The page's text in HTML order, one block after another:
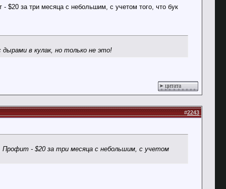
$20 за три месяца с небольшим, с учетом того, что бук
в кулак, но только не это!
цитата
#2243
Профит - $20 за три месяца с небольшим, с учетом